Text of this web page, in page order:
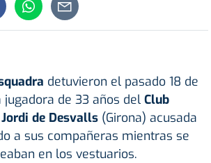
detuvieron el pasado 18 de
de 33 años del Club
de Desvalls (Girona) acusada
a sus compañeras mientras se
en los vestuarios.